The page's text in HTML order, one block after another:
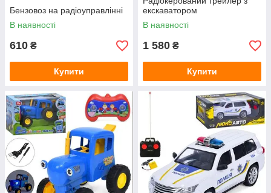
Бензовоз на радіоуправлінні
В наявності
610 ₴
Купити
екскаватором
В наявності
1 580 ₴
Купити